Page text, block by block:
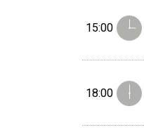
15:00
18:00